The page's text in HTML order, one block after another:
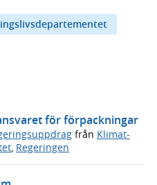
för förpackningar
från Klimat-
, Regeringen